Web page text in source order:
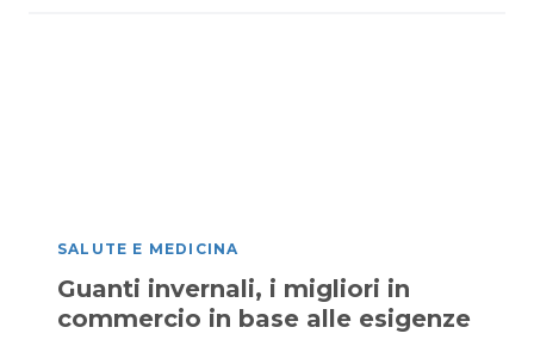
SALUTE E MEDICINA
Guanti invernali, i migliori in
commercio in base alle esigenze